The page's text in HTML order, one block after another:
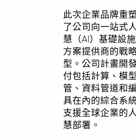
此次企業品牌重
了公司向一站式
慧（AI）基礎設
方案提供商的戰
型。公司計畫開
付包括計算、模
管、資料管道和
具在內的綜合系
支援全球企業的
慧部署。